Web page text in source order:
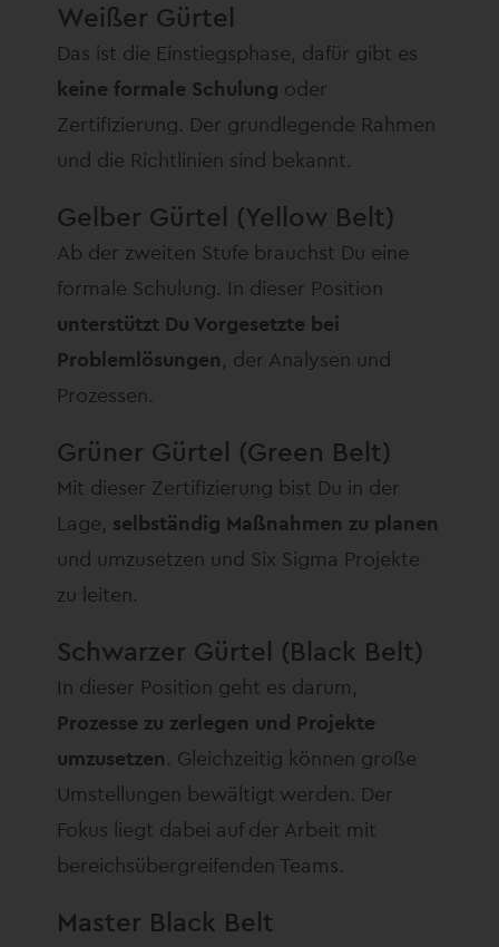
Weißer Gürtel
Das ist die Einstiegsphase, dafür gibt es
keine formale Schulung oder
Zertifizierung. Der grundlegende Rahmen
und die Richtlinien sind bekannt.
Gelber Gürtel (Yellow Belt)
Ab der zweiten Stufe brauchst Du eine
formale Schulung. In dieser Position
unterstützt Du Vorgesetzte bei
Problemlösungen, der Analysen und
Prozessen.
Grüner Gürtel (Green Belt)
Mit dieser Zertifizierung bist Du in der
Lage, selbständig Maßnahmen zu planen
und umzusetzen und Six Sigma Projekte
zu leiten.
Schwarzer Gürtel (Black Belt)
In dieser Position geht es darum,
Prozesse zu zerlegen und Projekte
umzusetzen. Gleichzeitig können große
Umstellungen bewältigt werden. Der
Fokus liegt dabei auf der Arbeit mit
bereichsübergreifenden Teams.
Master Black Belt